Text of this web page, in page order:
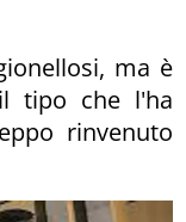
ma è
tipo che l'ha
rinvenuto